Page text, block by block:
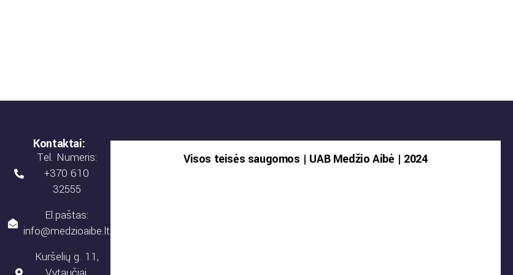
Kontaktai:
Tel. Numeris:
+370 610
32555
El.paštas:
info@medzioaibe.lt
Kuršelių g. 11,
Visos teisės saugomos | UAB Medžio Aibė | 2024